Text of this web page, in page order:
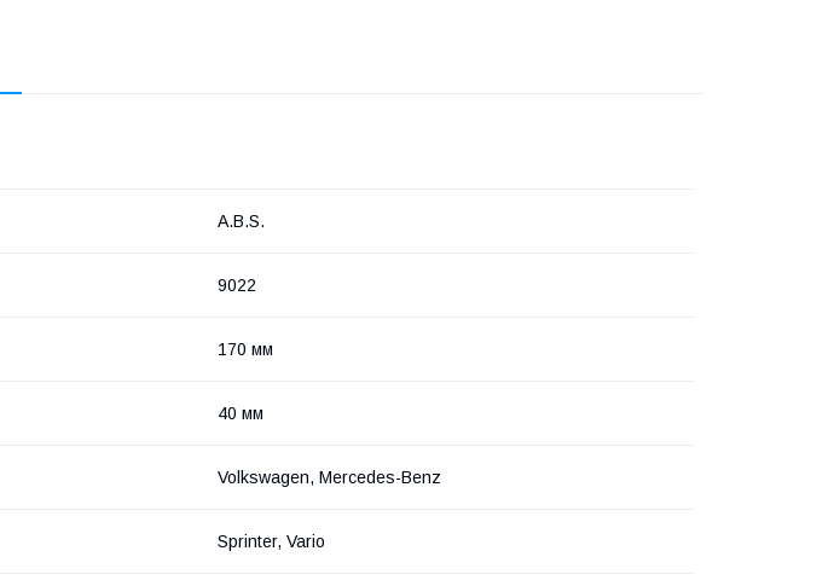
A.B.S.
9022
170 мм
40 мм
Volkswagen, Mercedes-Benz
Sprinter, Vario